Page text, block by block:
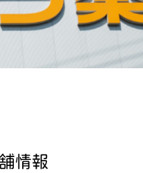
情報